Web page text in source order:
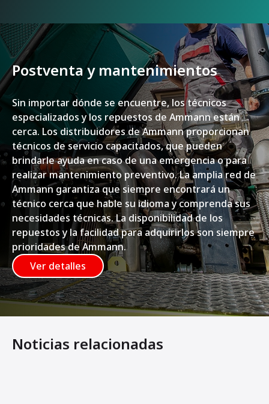
Postventa y mantenimientos
Sin importar dónde se encuentre, los técnicos
especializados y los repuestos de Ammann están
cerca. Los distribuidores de Ammann proporcionan
técnicos de servicio capacitados, que pueden
brindarle ayuda en caso de una emergencia o para
realizar mantenimiento preventivo. La amplia red de
Ammann garantiza que siempre encontrará un
técnico cerca que hable su idioma y comprenda sus
necesidades técnicas. La disponibilidad de los
repuestos y la facilidad para adquirirlos son siempre
prioridades de Ammann.
Ver detalles
Noticias relacionadas